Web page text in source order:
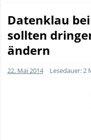
Datenklau
sollten
ändern
22. Mai 2014 Lesedauer: 2